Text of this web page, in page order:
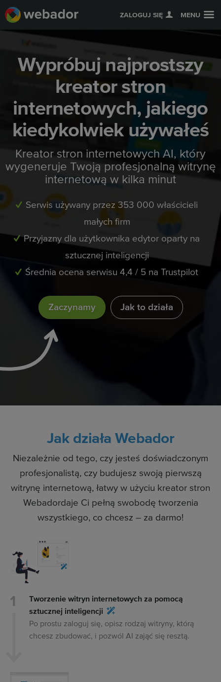
ZALOGUJ SIĘ MENU
Wypróbuj najprostszy
kreator stron
internetowych, jakiego
kiedykolwiek używałeś
Kreator stron internetowych AI, który
wygeneruje Twoją profesjonalną witrynę
internetową w kilka minut
Serwis używany przez 353 000 właścicieli
małych firm
Przyjazny dla użytkownika edytor oparty na
sztucznej inteligencji
Średnia ocena serwisu 4,4 / 5 na Trustpilot
Zaczynamy Jak to działa
Jak działa Webador
Niezależnie od tego, czy jesteś doświadczonym
profesjonalistą, czy budujesz swoją pierwszą
witrynę internetową, łatwy w użyciu kreator stron
Webadordaje Ci pełną swobodę tworzenia
wszystkiego, co chcesz – za darmo!
Tworzenie witryn internetowych za pomocą
sztucznej inteligencji
Po prostu zaloguj się, opisz rodzaj witryny, którą
chcesz zbudować, i pozwól AI zająć się resztą.